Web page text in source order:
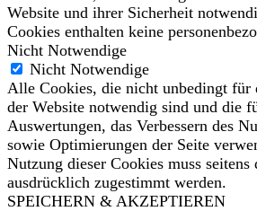
Website und ihrer Sicherheit
Cookies enthalten keine
Nicht Notwendige
Nicht Notwendige
Alle Cookies, die nicht unbedingt für
der Website notwendig sind und die
Auswertungen, das Verbessern des
sowie Optimierungen der Seite
Nutzung dieser Cookies muss seitens
ausdrücklich zugestimmt werden.
SPEICHERN & AKZEPTIEREN